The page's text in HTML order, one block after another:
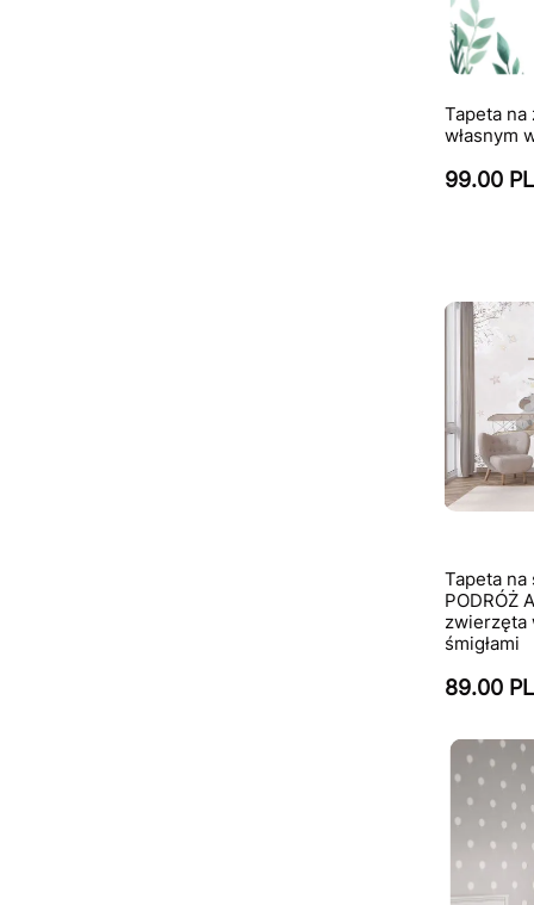
Tapeta
własnym
99.00
Tapeta
PODRÓŻ
zwierzęta
śmigłami
89.00